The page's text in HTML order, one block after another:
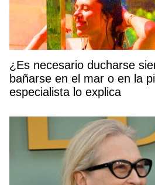
¿Es necesario ducharse
bañarse en el mar o en la
especialista lo explica